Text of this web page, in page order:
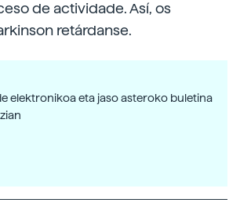
de actividade. Así, os
retárdanse.
elektronikoa eta jaso asteroko buletina